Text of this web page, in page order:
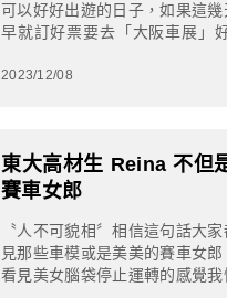
可以好好出遊的日子，如果這
早就訂好票要去「大阪車展」
2023/12/08
東大高材生 Reina 不但
賽車女郎
〝人不可貌相〞相信這句話大
見那些車模或是美美的賽車女
看見美女腦袋停止運轉的感覺